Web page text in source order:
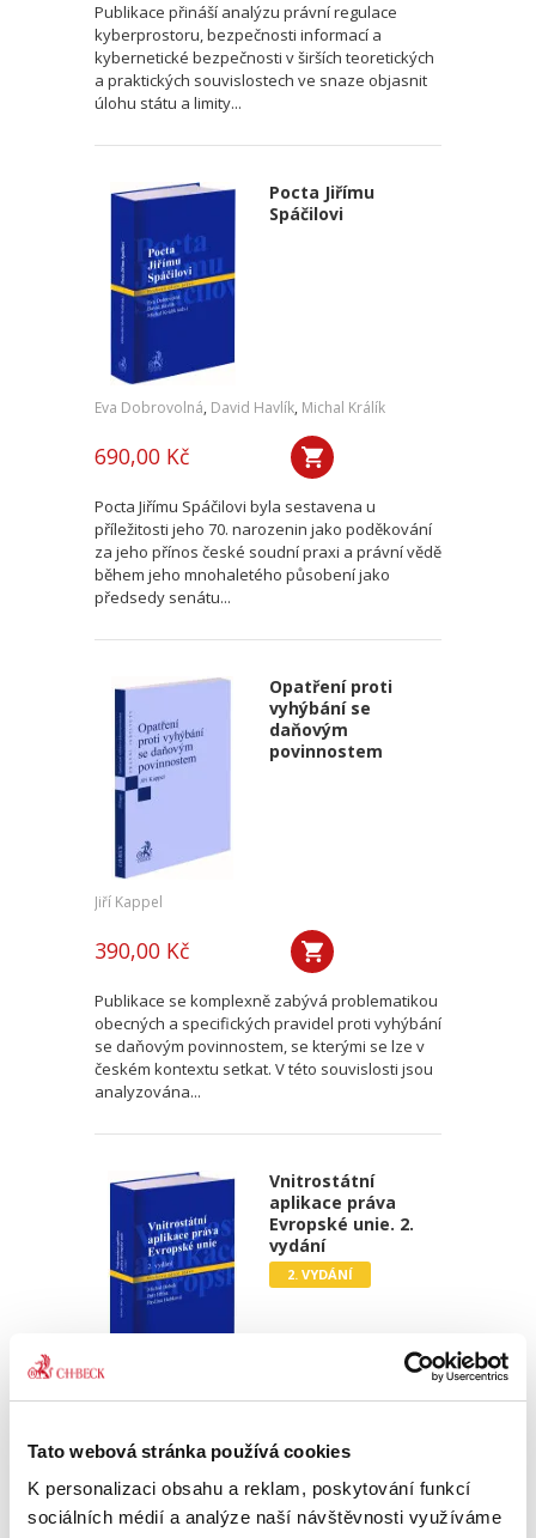
Tato webová stránka používá cookies
K personalizaci obsahu a reklam, poskytování funkcí
sociálních médií a analýze naší návštěvnosti využíváme
Publikace přináší analýzu právní regulace
kyberprostoru, bezpečnosti informací a
kybernetické bezpečnosti v širších teoretických
a praktických souvislostech ve snaze objasnit
úlohu státu a limity...
Pocta Jiřímu
Spáčilovi
Eva Dobrovolná, David Havlík, Michal Králík
690,00 Kč
Pocta Jiřímu Spáčilovi byla sestavena u
příležitosti jeho 70. narozenin jako poděkování
za jeho přínos české soudní praxi a právní vědě
během jeho mnohaletého působení jako
předsedy senátu...
Opatření proti
vyhýbání se
daňovým
povinnostem
Jiří Kappel
390,00 Kč
Publikace se komplexně zabývá problematikou
obecných a specifických pravidel proti vyhýbání
se daňovým povinnostem, se kterými se lze v
českém kontextu setkat. V této souvislosti jsou
analyzována...
Vnitrostátní
aplikace práva
Evropské unie. 2.
vydání
2. VYDÁNÍ
Michal Bobek,Petr Bříza,Pavlína Hubková
1 190,00 Kč
Právo EU má vícero vrstev. Tu první představuje
vrstva lucemburská či lucembursko-bruselská.